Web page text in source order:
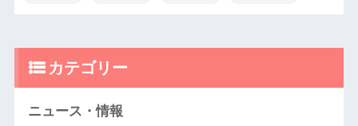
カテゴリー
ニュース・情報